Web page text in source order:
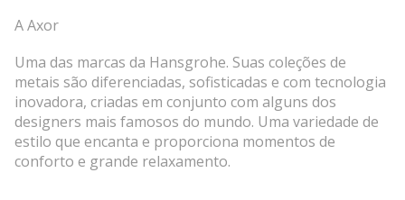
A Axor
Uma das marcas da Hansgrohe. Suas coleções de
metais são diferenciadas, sofisticadas e com tecnologia
inovadora, criadas em conjunto com alguns dos
designers mais famosos do mundo. Uma variedade de
estilo que encanta e proporciona momentos de
conforto e grande relaxamento.